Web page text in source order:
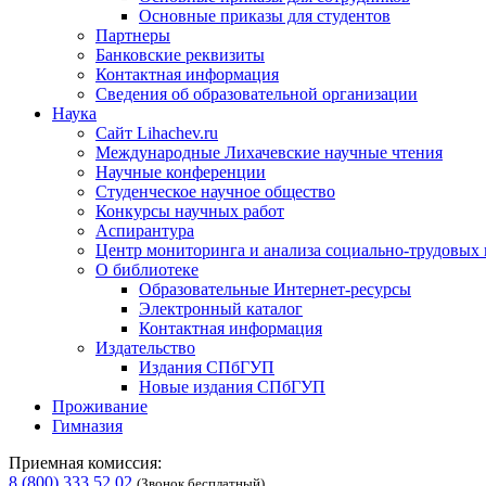
Основные приказы для студентов
Партнеры
Банковские реквизиты
Контактная информация
Сведения об образовательной организации
Наука
Сайт Lihachev.ru
Международные Лихачевские научные чтения
Научные конференции
Студенческое научное общество
Конкурсы научных работ
Аспирантура
Центр мониторинга и анализа социально-трудовых
О библиотеке
Образовательные Интернет-ресурсы
Электронный каталог
Контактная информация
Издательство
Издания СПбГУП
Новые издания СПбГУП
Проживание
Гимназия
Приемная комиссия:
8 (800) 333 52 02